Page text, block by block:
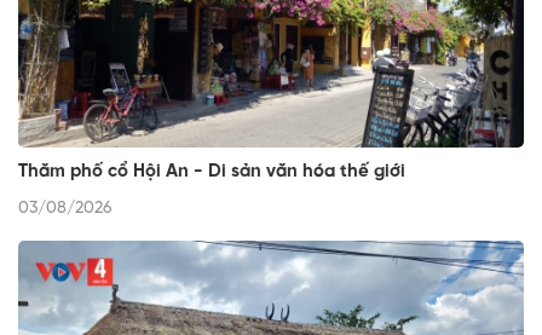
Thăm phố cổ Hội An - Di sản văn hóa thế giới
03/08/2026